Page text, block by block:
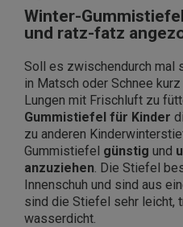
Winter-
und ratz-fatz
Soll es zwischendurch mal
in Matsch oder Schnee
Lungen mit Frischluft zu
Gummistiefel für Kinder
zu anderen
Gummistiefel günstig und
anzuziehen . Die Stiefel
Innenschuh und sind aus
sind die Stiefel sehr leicht,
wasserdicht.